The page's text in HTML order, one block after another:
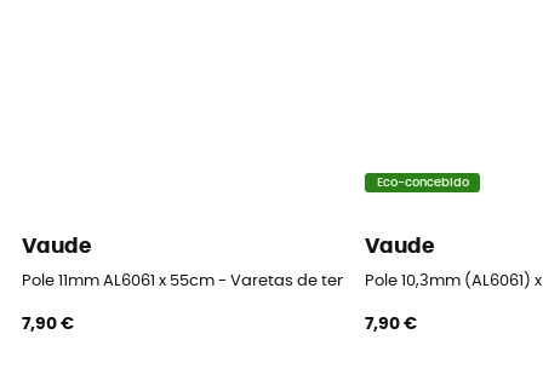
Vaude
Pole 11mm AL6061 x 55cm - Varetas de tenda
7,90 €
Eco-concebido
Vaude
Pole 10,3mm (AL6061)
7,90 €